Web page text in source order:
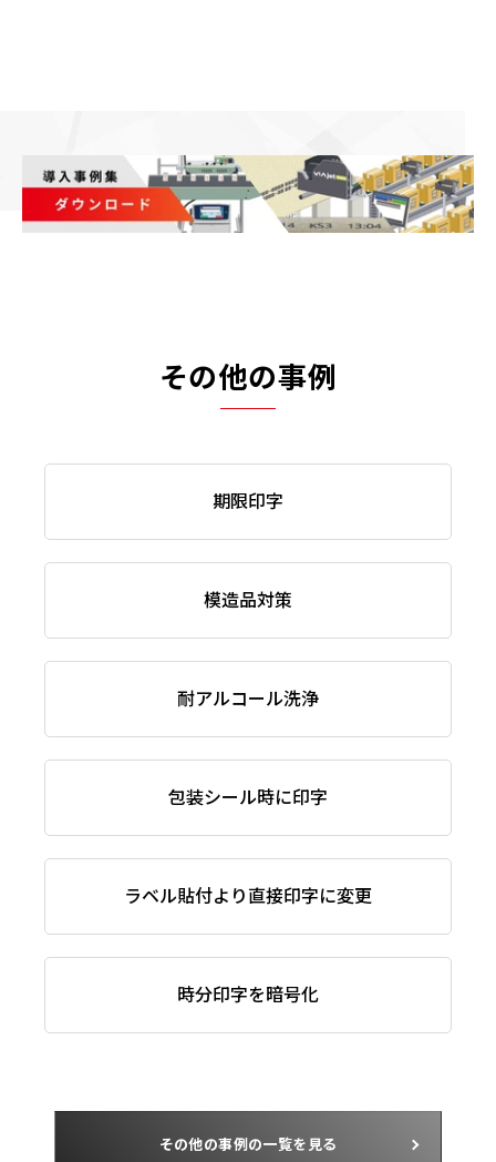
その他の事例
期限印字
模造品対策
耐アルコール洗浄
包装シール時に印字
ラベル貼付より直接印字に変更
時分印字を暗号化
その他の事例の一覧を見る